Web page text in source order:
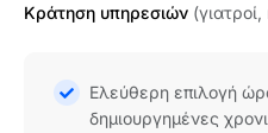
Κράτηση υπηρεσιών
Ελεύθερη επιλογή
δημιουργημένες